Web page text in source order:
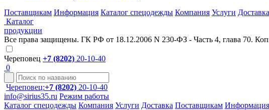
Поставщикам Информация Каталог спецодежды Компания Услуги Доставка
Каталог
продукции
Все права защищены. ГК РФ от 18.12.2006 N 230-ФЗ - Часть 4, глава 70.
Череповец +7 (8202) 20-10-40
0
Череповец:+7 (8202) 20-10-40
info@sirius35.ru Режим работы
Каталог спецодежды Компания Услуги Доставка Поставщикам Информация